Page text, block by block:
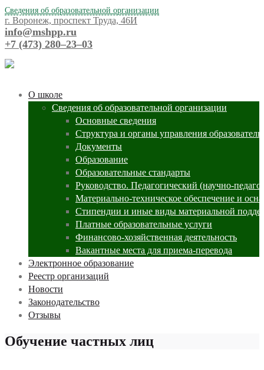
Сведения об образовательной организации
г. Воронеж, проспект Труда, 46И
info@mshpp.ru
+7 (473) 280‒23‒03
О школе
Сведения об образовательной организации
Основные сведения
Структура и органы управления
Документы
Образование
Образовательные стандарты
Руководство. Педагогический (научно-
Материально-техническое обеспечение и
Стипендии и иные виды материальной
Платные образовательные услуги
Финансово-хозяйственная деятельность
Вакантные места для приема-перевода
Электронное образование
Реестр организаций
Новости
Законодательство
Отзывы
Обучение частных лиц